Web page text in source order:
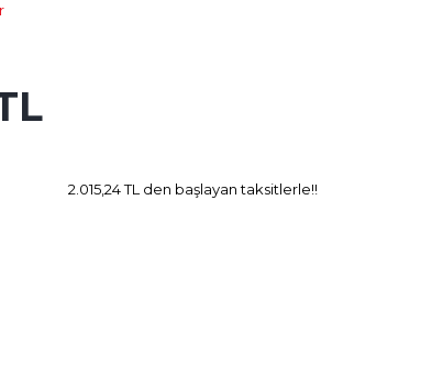
2.015,24 TL den başlayan taksitlerle!!